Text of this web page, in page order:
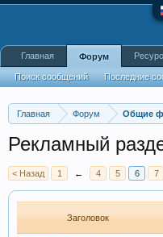
Главная Форум Общие
Рекламный
< Назад 1 ← 4 5 6 7
Заголовок
Главная Форум
Поиск сообщений Последние